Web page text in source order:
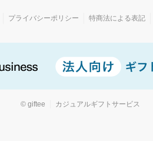
プライバシーポリシー 特商法による表記
© giftee カジュアルギフトサービス